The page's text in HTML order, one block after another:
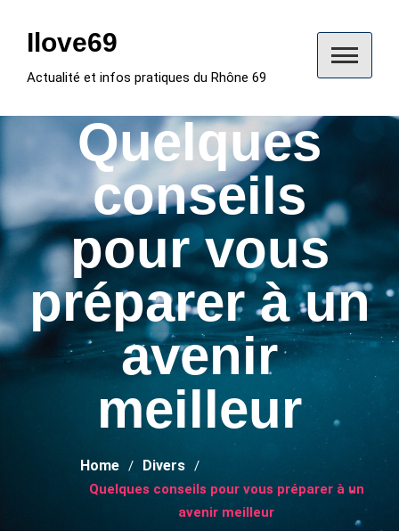
contentIlove69
Actualité et infos pratiques du Rhône 69
Quelques
conseils
pour vous
préparer à un
avenir
meilleur
Home Divers
Quelques conseils pour vous préparer à un
avenir meilleur